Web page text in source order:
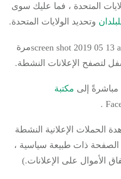
المتحدة ،فماعليك سوى
وتحديد الولايات المتحدة.
مرة
الإعلانات النشطة.
إلى مكتبة
.
الإعلانية النشطة
ذات طبيعة سياسية ،
على الإعلانات.)